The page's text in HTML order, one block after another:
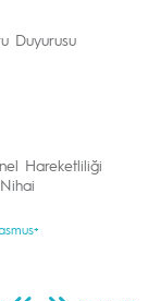
Duyurusu
Hareketliliği